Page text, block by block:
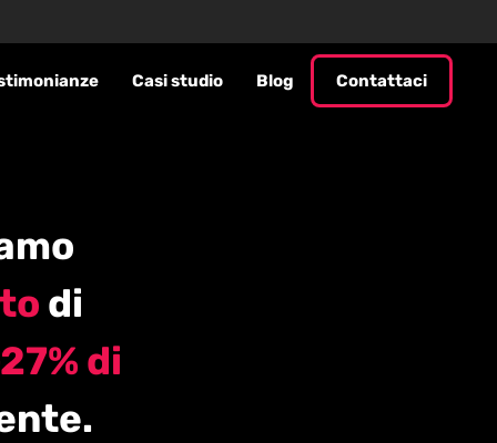
Casi studio Blog Contattaci
di
di